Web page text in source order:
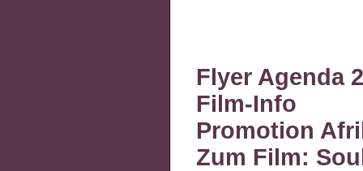
Flyer Agenda
Film-Info
Promotion
Zum Film: